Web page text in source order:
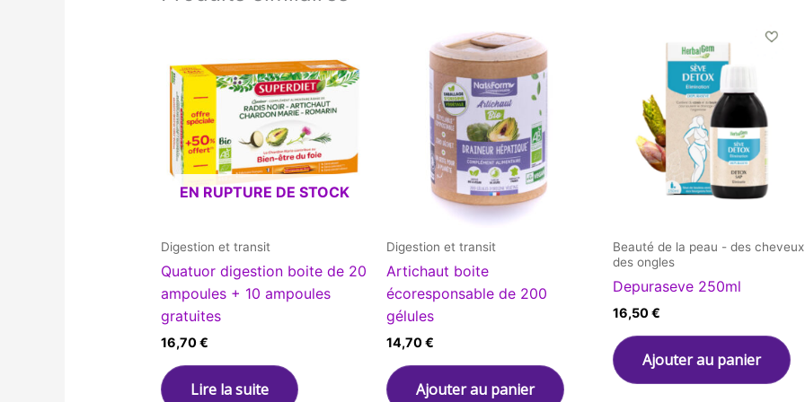
EN RUPTURE DE STOCK
Digestion et transit
Quatuor digestion boite de 20
ampoules + 10 ampoules
gratuites
16,70€
Lire la suite
Digestion et transit
Artichaut boite
écoresponsable de 200
gélules
14,70€
Ajouter au panier
Beauté de la peau - des
des ongles
Depuraseve 250ml
16,50€
Ajouter au panier